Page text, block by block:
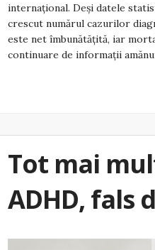
internațional. Deși datele
crescut numărul cazurilor
este net îmbunătățită, iar
continuare de informații
Tot mai
ADHD, fals